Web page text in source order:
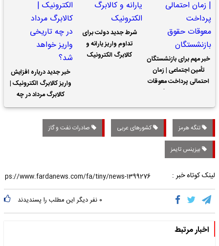
خبر مهم برای بازنشستگان
تأمین اجتماعی | زمان
احتمالی پرداخت معوقات
شرط جدید دولت برای
تداوم واریز یارانه و
کالابرگ الکترونیک
خبر جدید درباره افزایش
واریز کالابرگ الکترونیک |
کالابرگ مرداد در چه
تاریخی واریز خواهد شد؟
تنگه هرمز کشورهای عربی صادرات نفت و گاز
بیزینس تایمز
لینک کوتاه خبر :
۰ نفر دیگر این مطلب را پسندیدند
اخبار مرتبط